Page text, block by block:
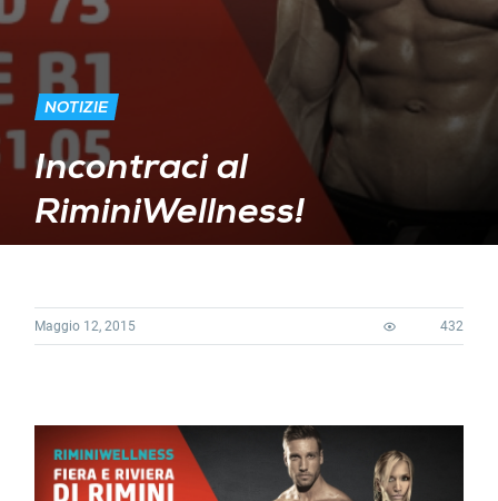
NOTIZIE
Incontraci al
RiminiWellness!
Maggio 12, 2015 432